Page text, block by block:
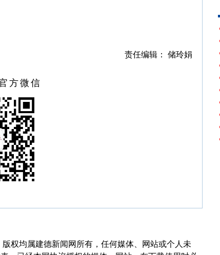
责任编辑： 储玲娟
方微信
权均属建德新闻网所有，任何媒体、网站或个人未